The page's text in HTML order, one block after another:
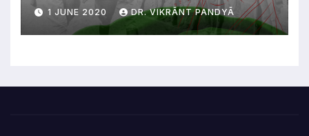
1 JUNE 2020 DR. VIKRĀNT PANDYĀ